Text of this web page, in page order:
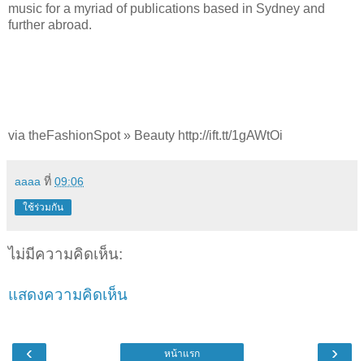
music for a myriad of publications based in Sydney and
further abroad.
via theFashionSpot » Beauty http://ift.tt/1gAWtOi
aaaa ที่ 09:06
ใช้ร่วมกัน
ไม่มีความคิดเห็น:
แสดงความคิดเห็น
‹ ›
หน้าแรก